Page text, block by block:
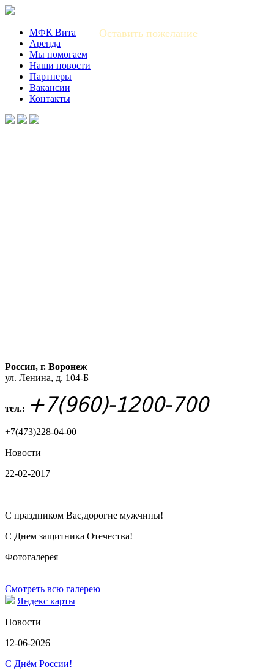
Оставить пожелание
МФК Вита
Аренда
Мы помогаем
Наши новости
Партнеры
Вакансии
Контакты
Россия, г. Воронеж
ул. Ленина, д. 104-Б
тел.: +7(960)-1200-700
+7(473)228-04-00
Новости
22-02-2017
С праздником Вас,дорогие мужчины!
С Днем защитника Отечества!
Фотогалерея
Смотреть всю галерею
Яндекс карты
Новости
12-06-2026
С Днём России!